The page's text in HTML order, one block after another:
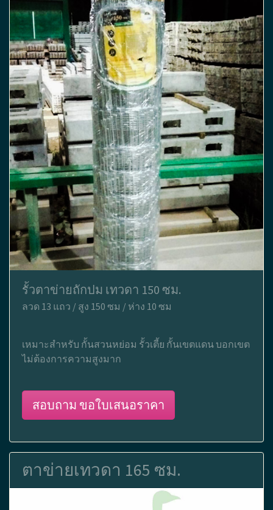
รั้วตาข่ายถักปม เทวดา 150 ซม.
ลวด 13 แถว / สูง 150 ซม / ห่าง 10 ซม
เหมาะสำหรับ กั้นสวนหย่อม รั้วเตี้ย กั้นเขตแดน บอกเขต
ไม่ต้องการความสูงมาก
สอบถาม ขอใบเสนอราคา
ตาข่ายเทวดา 165 ซม.